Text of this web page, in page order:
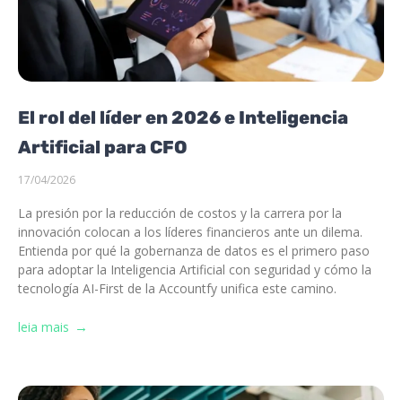
El rol del líder en 2026 e Inteligencia
Artificial para CFO
17/04/2026
La presión por la reducción de costos y la carrera por la
innovación colocan a los líderes financieros ante un dilema.
Entienda por qué la gobernanza de datos es el primero paso
para adoptar la Inteligencia Artificial con seguridad y cómo la
tecnología AI-First de la Accountfy unifica este camino.
leia mais